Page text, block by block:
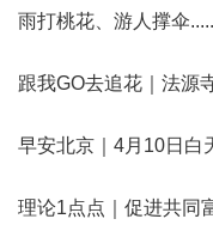
雨打桃花、游人撑伞
跟我GO去追花｜法源
早安北京｜4月10日
理论1点点｜促进共同